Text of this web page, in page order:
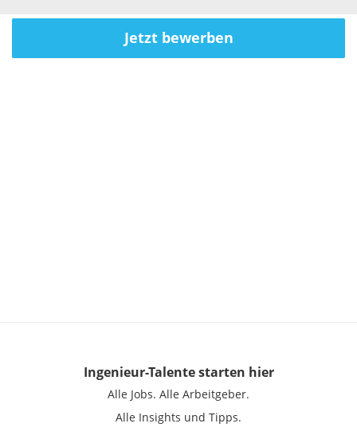
Jetzt bewerben
Ingenieur-Talentestarten hier
Alle Jobs. Alle Arbeitgeber.
Alle Insights und Tipps.